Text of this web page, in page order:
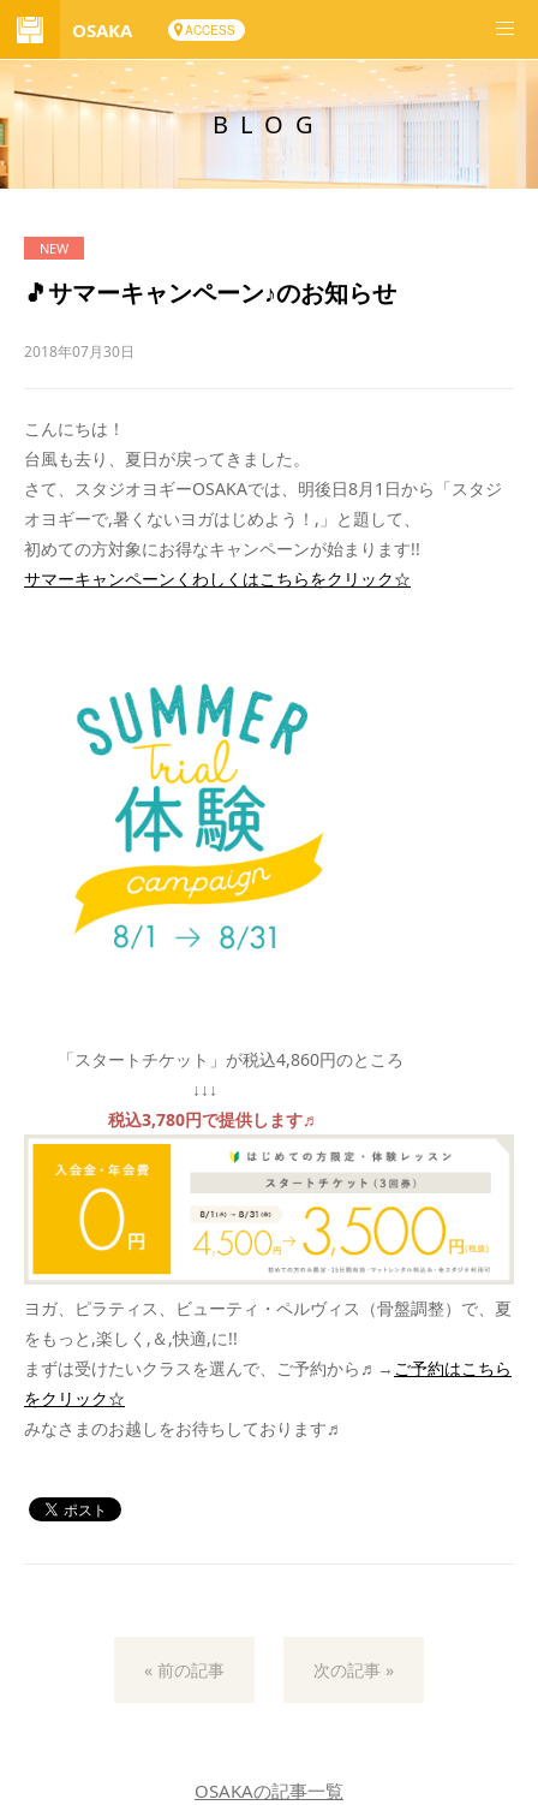
OSAKA ACCESS
BLOG
🎵サマーキャンペーン♪のお知らせ
2018年07月30日
こんにちは！
台風も去り、夏日が戻ってきました。
さて、スタジオヨギーOSAKAでは、明後日8月1日から「スタジ
オヨギーで,暑くないヨガはじめよう！,」と題して、
初めての方対象にお得なキャンペーンが始まります!!
サマーキャンペーンくわしくはこちらをクリック☆
「スタートチケット」が税込4,860円のところ
↓↓↓
税込3,780円で提供します♬
ヨガ、ピラティス、ビューティ・ペルヴィス（骨盤調整）で、夏
をもっと,楽しく,＆,快適,に!!
まずは受けたいクラスを選んで、ご予約から♬→ ご予約はこちら
をクリック☆
みなさまのお越しをお待ちしております♬
« 前の記事 次の記事 »
OSAKAの記事一覧